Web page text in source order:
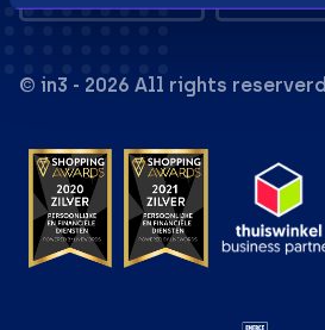
© in3 - 2026 All rights reserverd